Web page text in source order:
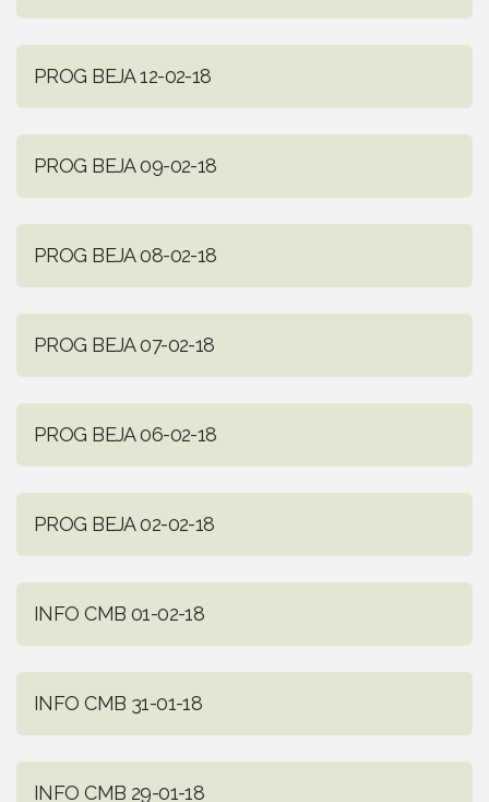
PROG BEJA 12-02-18
PROG BEJA 09-02-18
PROG BEJA 08-02-18
PROG BEJA 07-02-18
PROG BEJA 06-02-18
PROG BEJA 02-02-18
INFO CMB 01-02-18
INFO CMB 31-01-18
INFO CMB 29-01-18